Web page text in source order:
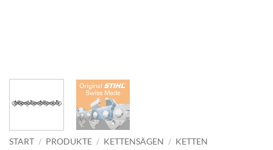
START / PRODUKTE / KETTENSÄGEN / KETTEN